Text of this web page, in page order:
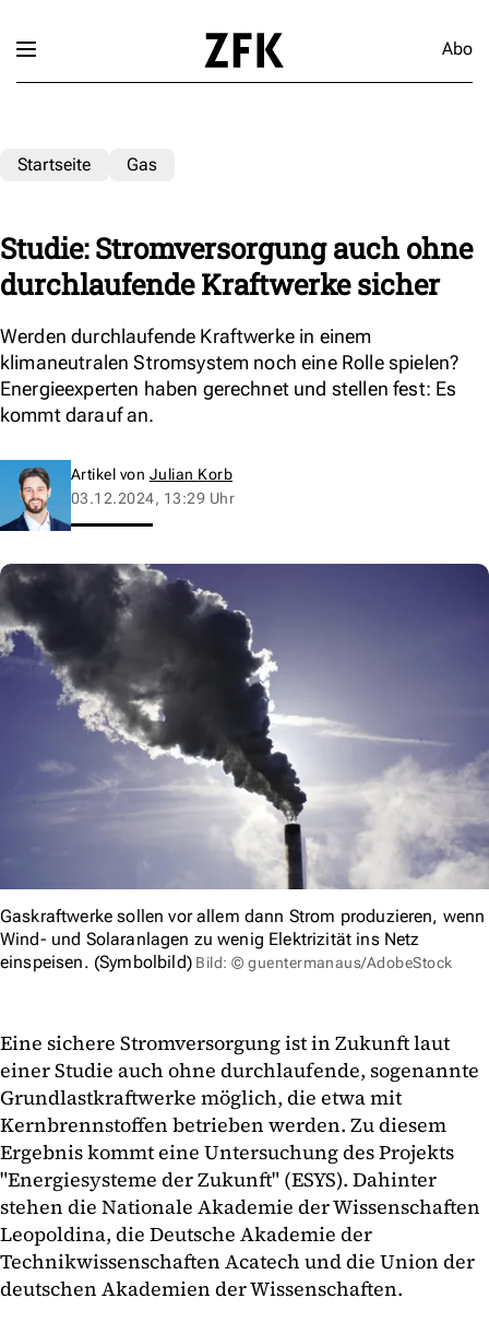
Abo
Startseite Gas
Studie: Stromversorgung auch ohne
durchlaufende Kraftwerke sicher
Werden durchlaufende Kraftwerke in einem
klimaneutralen Stromsystem noch eine Rolle spielen?
Energieexperten haben gerechnet und stellen fest: Es
kommt darauf an.
Artikel von Julian Korb
03.12.2024, 13:29 Uhr
Gaskraftwerke sollen vor allem dann Strom produzieren, wenn
Wind- und Solaranlagen zu wenig Elektrizität ins Netz
einspeisen. (Symbolbild) Bild: © guentermanaus/AdobeStock
Eine sichere Stromversorgung ist in Zukunft laut
einer Studie auch ohne durchlaufende, sogenannte
Grundlastkraftwerke möglich, die etwa mit
Kernbrennstoffen betrieben werden. Zu diesem
Ergebnis kommt eine Untersuchung des Projekts
"Energiesysteme der Zukunft" (ESYS). Dahinter
stehen die Nationale Akademie der Wissenschaften
Leopoldina, die Deutsche Akademie der
Technikwissenschaften Acatech und die Union der
deutschen Akademien der Wissenschaften.